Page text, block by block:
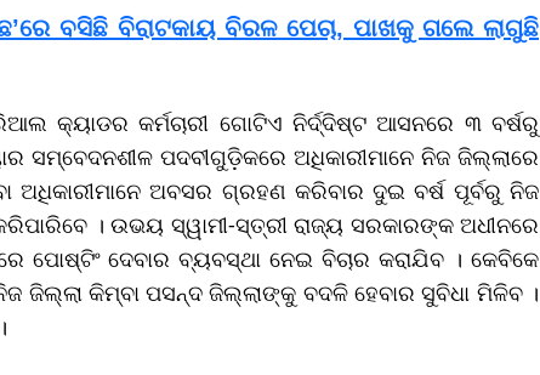
ବସିଛି ବିରାଟକାୟ ବିରଳ ପେଚା, ପାଖକୁ ଗଲେ ଲାଗୁଛି
କ୍ୟାଡର କର୍ମଚାରୀ ଗୋଟିଏ ନିର୍ଦ୍ଦିଷ୍ଟ ଆସନରେ ୩ ବର୍ଷରୁ
ସମ୍ବେଦନଶୀଳ ପଦବୀଗୁଡ଼ିକରେ ଅଧିକାରୀମାନେ ନିଜ ଜିଲ୍ଲାରେ
ଅଧିକାରୀମାନେ ଅବସର ଗ୍ରହଣ କରିବାର ଦୁଇ ବର୍ଷ ପୂର୍ବରୁ ନିଜ
। ଉଭୟ ସ୍ୱାମୀ-ସ୍ତ୍ରୀ ରାଜ୍ୟ ସରକାରଙ୍କ ଅଧୀନରେ
ଦେବାର ବ୍ୟବସ୍ଥା ନେଇ ବିଚାର କରାଯିବ । କେବିକେ
ଜିଲ୍ଲା କିମ୍ବା ପସନ୍ଦ ଜିଲ୍ଲାଙ୍କୁ ବଦଳି ହେବାର ସୁବିଧା ମିଳିବ ।